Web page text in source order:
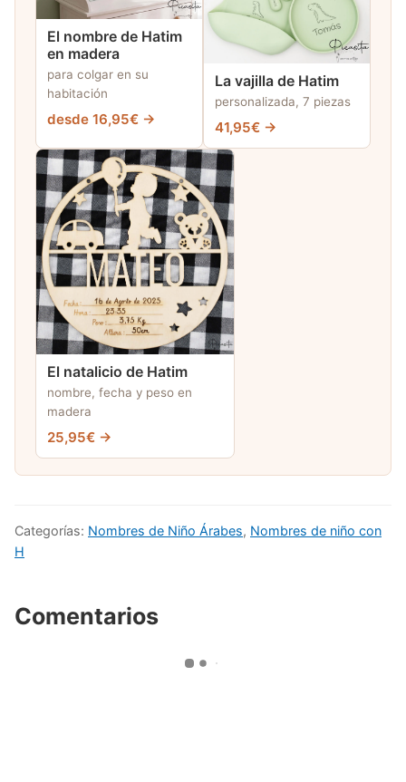
El nombre de Hatim
en madera
para colgar en su
habitación
desde 16,95€ →
La vajilla de Hatim
personalizada, 7 piezas
41,95€ →
El natalicio de Hatim
nombre, fecha y peso en
madera
25,95€ →
Categorías: Nombres de Niño Árabes, Nombres de niño con
H
Comentarios